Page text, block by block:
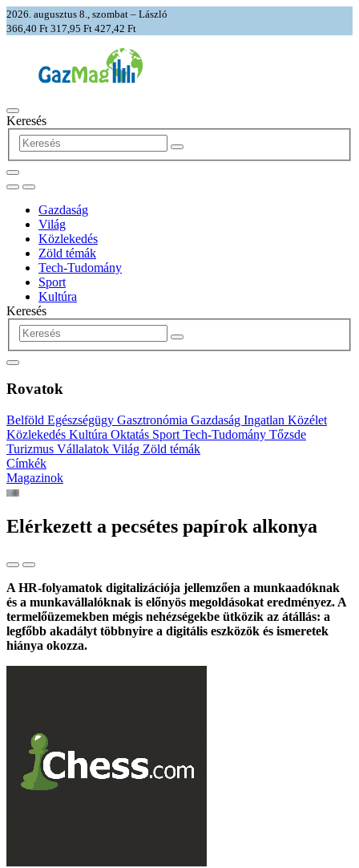
2026. augusztus 8., szombat – László
366,40 Ft 317,95 Ft 427,42 Ft
Keresés
Gazdaság
Világ
Közlekedés
Zöld témák
Tech-Tudomány
Sport
Kultúra
Keresés
Rovatok
Belföld Egészségügy Gasztronómia Gazdaság Ingatlan Közélet
Közlekedés Kultúra Oktatás Sport Tech-Tudomány Tőzsde
Turizmus Vállalatok Világ Zöld témák
Címkék
Magazinok
Elérkezett a pecsétes papírok alkonya
A HR-folyamatok digitalizációja jellemzően a munkaadóknak
és a munkavállalóknak is előnyös megoldásokat eredményez. A
termelőüzemekben mégis nehézségekbe ütközik az átállás: a
legfőbb akadályt többnyire a digitális eszközök és ismeretek
hiánya okozza.